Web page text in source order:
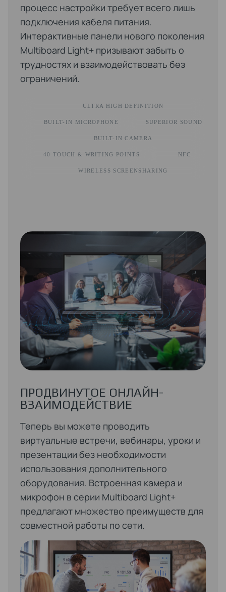
процесс настройки требует всего лишь
подключения кабеля питания.
Интерактивные панели нового поколения
Multiboard Light+ призывают забыть о
трудностях и взаимодействовать без
ограничений.
ULTRA HIGH DEFINITION
BUILT-IN MICROPHONE SUPERIOR SOUND
BUILT-IN CAMERA
40 TOUCH & WRITING POINTS NFC
WIRELESS SCREENSHARING
ПРОДВИНУТОЕ ОНЛАЙН-
ВЗАИМОДЕЙСТВИЕ
Теперь вы можете проводить
виртуальные встречи, вебинары, уроки и
презентации без необходимости
использования дополнительного
оборудования. Встроенная камера и
микрофон в серии Multiboard Light+
предлагают множество преимуществ для
совместной работы по сети.